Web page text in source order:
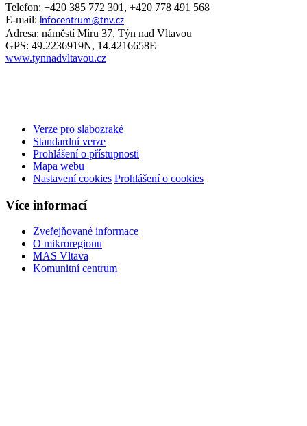
Telefon: +420 385 772 301, +420 778 491 568
E-mail: infocentrum@tnv.cz
Adresa: náměstí Míru 37, Týn nad Vltavou
GPS: 49.2236919N, 14.4216658E
www.tynnadvltavou.cz
Verze pro slabozraké
Standardní verze
Prohlášení o přístupnosti
Mapa webu
Nastavení cookies Prohlášení o cookies
Více informací
Zveřejňované informace
O mikroregionu
MAS Vltava
Komunitní centrum